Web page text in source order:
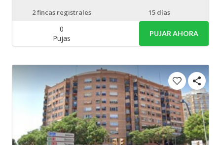
2fincas registrales 15 días
0
Pujas
PUJAR AHORA